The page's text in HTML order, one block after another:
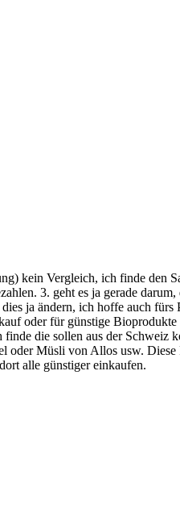
kein Vergleich, ich finde den
3. geht es ja gerade
ja ändern, ich hoffe auch
oder für günstige
die sollen aus der Schweiz
Müsli von Allos usw.
alle günstiger einkaufen.